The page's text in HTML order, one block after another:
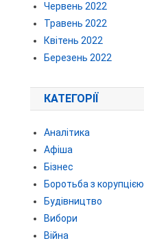
Червень 2022
Травень 2022
Квітень 2022
Березень 2022
КАТЕГОРІЇ
Аналітика
Афіша
Бізнес
Боротьба з корупцією
Будівництво
Вибори
Війна